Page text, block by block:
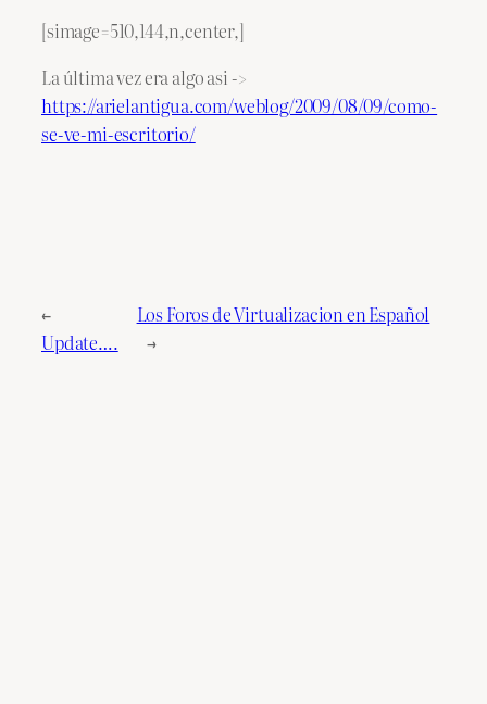
[simage=510,144,n,center,]
La última vez era algo asi ->
https://arielantigua.com/weblog/2009/08/09/como-
se-ve-mi-escritorio/
←
Update….
Los Foros de Virtualizacion en Español
→